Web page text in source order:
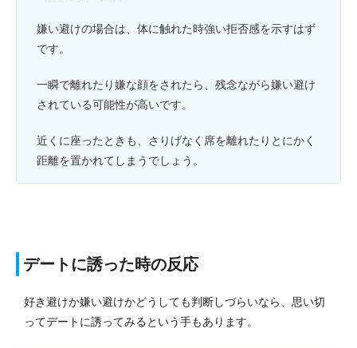
嫌い避けの場合は、体に触れた時強い拒否感を示すはず
です。
一瞬で離れたり嫌な顔をされたら、残念ながら嫌い避け
されている可能性が高いです。
近くに座ったときも、さりげなく席を離れたりとにかく
距離を置かれてしまうでしょう。
デートに誘った時の反応
好き避けか嫌い避けかどうしても判断しづらいなら、思い切
ってデートに誘ってみるという手もあります。